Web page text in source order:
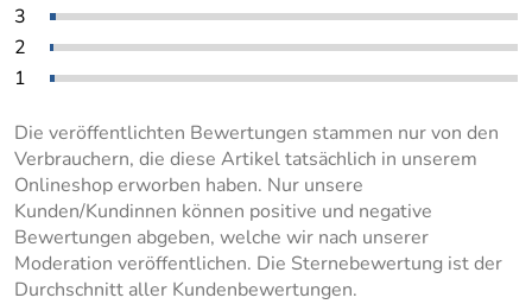
3
2
1
Die veröffentlichten Bewertungen stammen nur von den
Verbrauchern, die diese Artikel tatsächlich in unserem
Onlineshop erworben haben. Nur unsere
Kunden/Kundinnen können positive und negative
Bewertungen abgeben, welche wir nach unserer
Moderation veröffentlichen. Die Sternebewertung ist der
Durchschnitt aller Kundenbewertungen.